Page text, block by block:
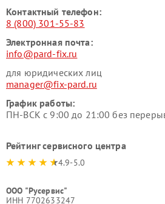
Контактный телефон:
8 (800) 301-55-83
Электронная почта:
info@pard-fix.ru
для юридических лиц
manager@fix-pard.ru
График работы:
ПН-ВСК с 9:00 до 21:00 без
Рейтинг сервисного центра
4.9-5.0
ООО "Русервис"
ИНН 7702633247